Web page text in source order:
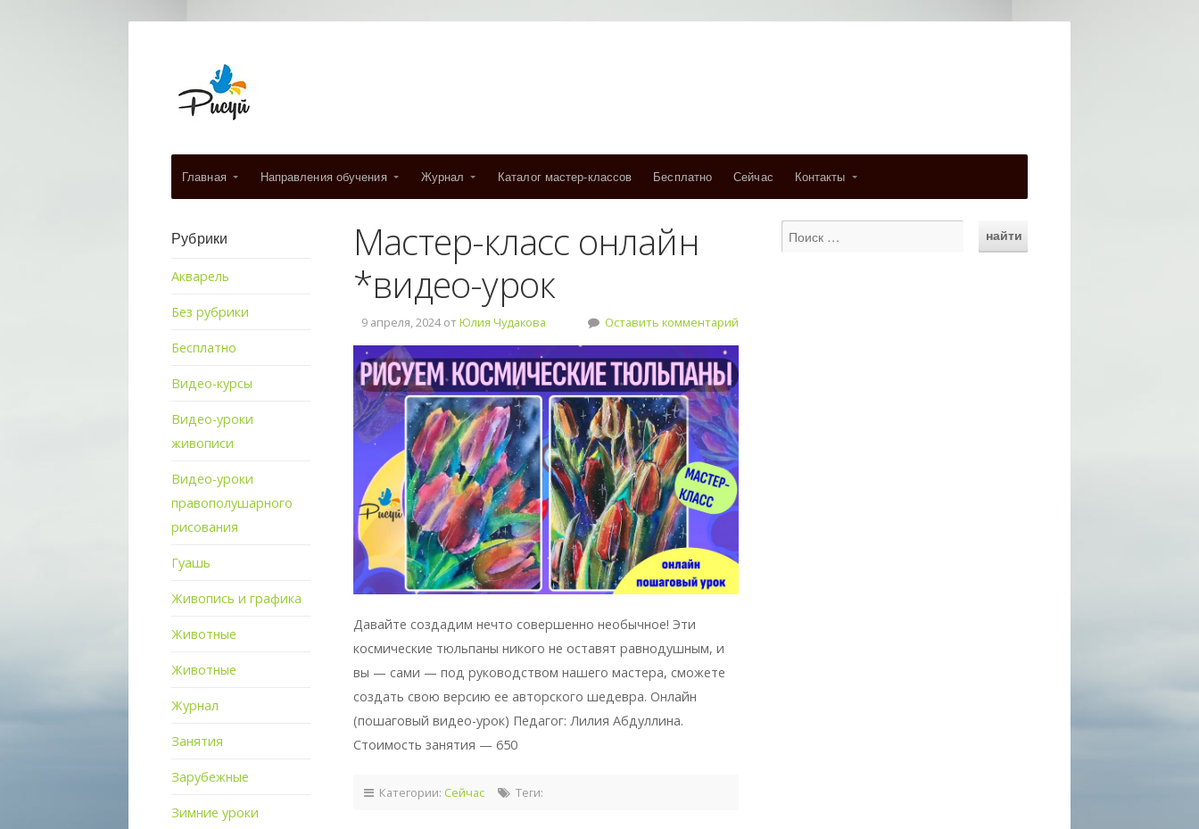
Главная Направления обучения Журнал Каталог мастер-классов Бесплатно Сейчас Контакты
Рубрики
Акварель
Без рубрики
Бесплатно
Видео-курсы
Видео-уроки
живописи
Видео-уроки
правополушарного
рисования
Гуашь
Живопись и графика
Животные
Животные
Журнал
Занятия
Зарубежные
Зимние уроки
Мастер-класс онлайн
*видео-урок
9 апреля, 2024 от Юлия Чудакова Оставить комментарий
Давайте создадим нечто совершенно необычное! Эти
космические тюльпаны никого не оставят равнодушным, и
вы — сами — под руководством нашего мастера, сможете
создать свою версию ее авторского шедевра. Онлайн
(пошаговый видео-урок) Педагог: Лилия Абдуллина.
Стоимость занятия — 650
Категории: Сейчас Теги: